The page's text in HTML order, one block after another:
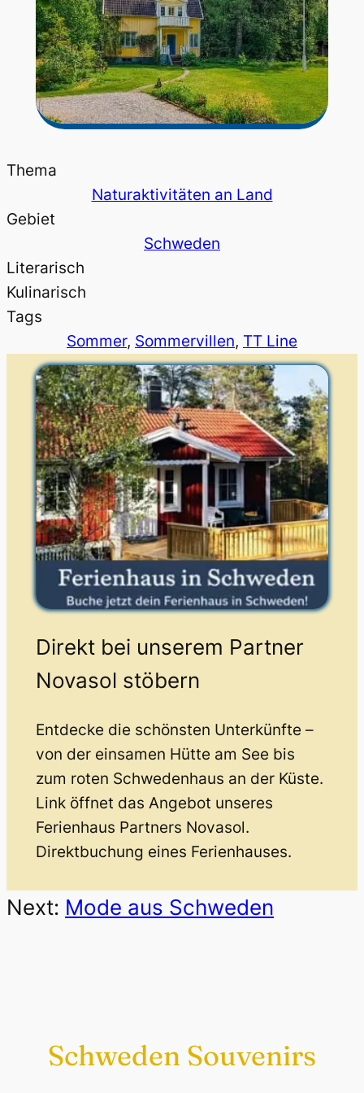
Thema
Naturaktivitäten an Land
Gebiet
Schweden
Literarisch
Kulinarisch
Tags
Sommer, Sommervillen, TT Line
Direkt bei unserem Partner
Novasol stöbern
Entdecke die schönsten Unterkünfte –
von der einsamen Hütte am See bis
zum roten Schwedenhaus an der Küste.
Link öffnet das Angebot unseres
Ferienhaus Partners Novasol.
Direktbuchung eines Ferienhauses.
Next: Mode aus Schweden
Schweden Souvenirs